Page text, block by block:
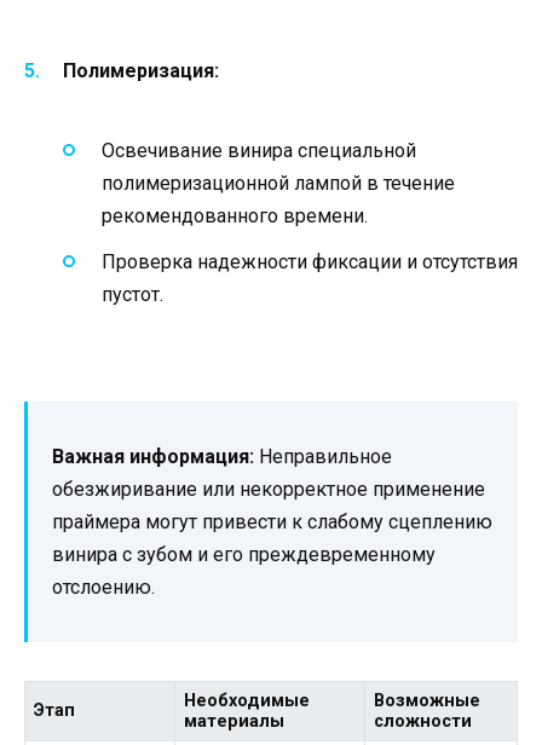
Полимеризация:
Освечивание винира специальной
полимеризационной лампой в течение
рекомендованного времени.
Проверка надежности фиксации и отсутствия
пустот.
Важная информация: Неправильное
обезжиривание или некорректное применение
праймера могут привести к слабому сцеплению
винира с зубом и его преждевременному
отслоению.
Этап
Необходимые
материалы
Возможные
сложности